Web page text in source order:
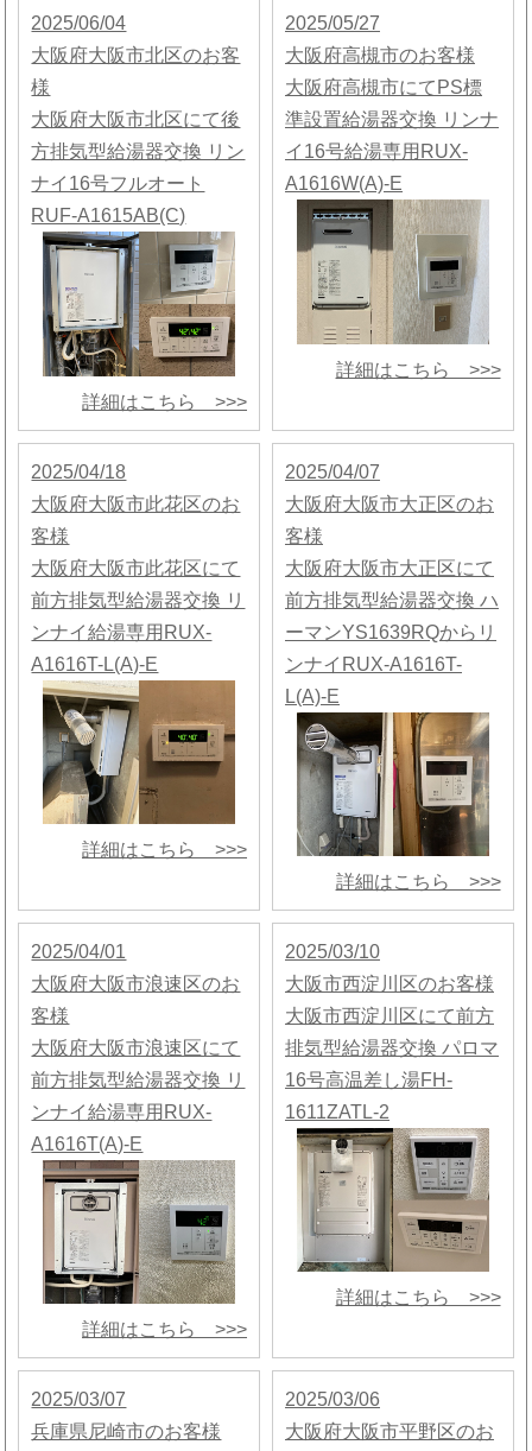
2025/06/04
大阪府大阪市北区のお客
様
大阪府大阪市北区にて後
方排気型給湯器交換 リン
ナイ16号フルオート
RUF-A1615AB(C)
詳細はこちら >>>
2025/05/27
大阪府高槻市のお客様
大阪府高槻市にてPS標
準設置給湯器交換 リンナ
イ16号給湯専用RUX-
A1616W(A)-E
詳細はこちら >>>
2025/04/18
大阪府大阪市此花区のお
客様
大阪府大阪市此花区にて
前方排気型給湯器交換 リ
ンナイ給湯専用RUX-
A1616T-L(A)-E
詳細はこちら >>>
2025/04/07
大阪府大阪市大正区のお
客様
大阪府大阪市大正区にて
前方排気型給湯器交換 ハ
ーマンYS1639RQからリ
ンナイRUX-A1616T-
L(A)-E
詳細はこちら >>>
2025/04/01
大阪府大阪市浪速区のお
客様
大阪府大阪市浪速区にて
前方排気型給湯器交換 リ
ンナイ給湯専用RUX-
A1616T(A)-E
詳細はこちら >>>
2025/03/10
大阪市西淀川区のお客様
大阪市西淀川区にて前方
排気型給湯器交換 パロマ
16号高温差し湯FH-
1611ZATL-2
詳細はこちら >>>
2025/03/07
兵庫県尼崎市のお客様
2025/03/06
大阪府大阪市平野区のお